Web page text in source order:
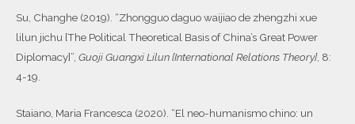
Su, Changhe (2019). “Zhongguo daguo waijiao de zhengzhi xue
lilun jichu [The Political Theoretical Basis of China’s Great Power
Diplomacy]”, Guoji Guangxi Lilun [International Relations Theory], 8:
4-19.
Staiano, Maria Francesca (2020). “El neo-humanismo chino: un